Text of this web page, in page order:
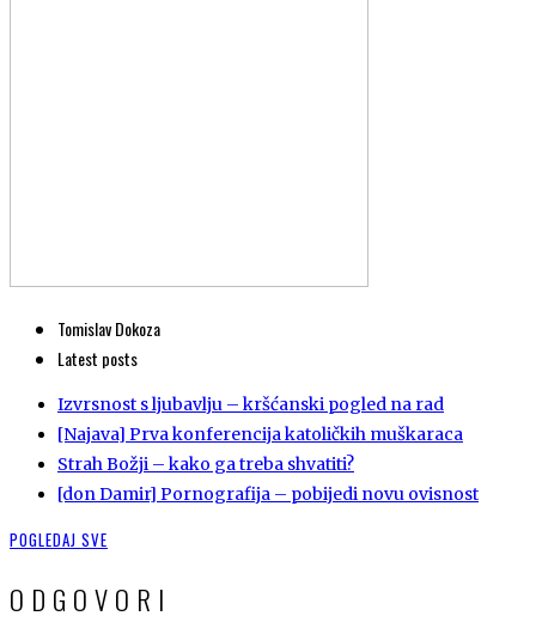
Tomislav Dokoza
Latest posts
Izvrsnost s ljubavlju – kršćanski pogled na rad
[Najava] Prva konferencija katoličkih muškaraca
Strah Božji – kako ga treba shvatiti?
[don Damir] Pornografija – pobijedi novu ovisnost
POGLEDAJ SVE
ODGOVORI